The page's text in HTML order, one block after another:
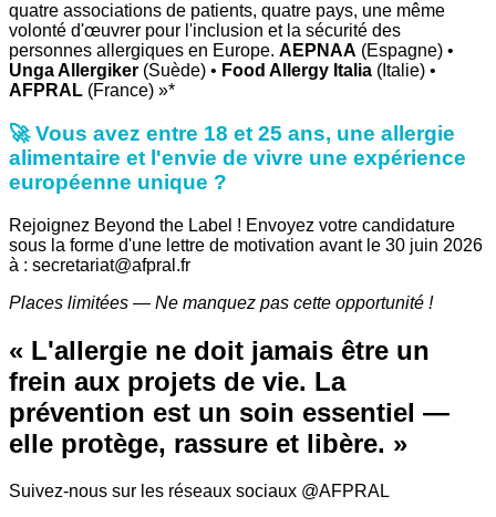
quatre associations de patients, quatre pays, une même
volonté d'œuvrer pour l'inclusion et la sécurité des
personnes allergiques en Europe. AEPNAA (Espagne) •
Unga Allergiker (Suède) • Food Allergy Italia (Italie) •
AFPRAL (France) »*
🚀 Vous avez entre 18 et 25 ans, une allergie
alimentaire et l'envie de vivre une expérience
européenne unique ?
Rejoignez Beyond the Label ! Envoyez votre candidature
sous la forme d'une lettre de motivation avant le 30 juin 2026
à : secretariat@afpral.fr
Places limitées — Ne manquez pas cette opportunité !
« L'allergie ne doit jamais être un
frein aux projets de vie. La
prévention est un soin essentiel —
elle protège, rassure et libère. »
Suivez-nous sur les réseaux sociaux @AFPRAL